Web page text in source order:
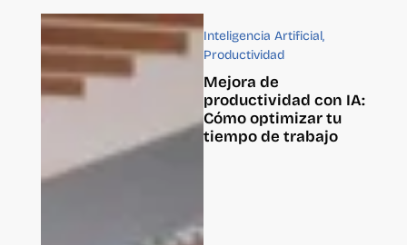
Inteligencia Artificial,
Productividad
Mejora de
productividad con IA:
Cómo optimizar tu
tiempo de trabajo